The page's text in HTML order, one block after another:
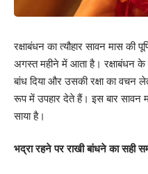
रक्षाबंधन का त्यौहार सावन मास की
अगस्त महीने में आता है। रक्षाबंधन के
बांध दिया और उसकी रक्षा का वचन
रूप में उपहार देते हैं। इस बार सावन
साया है।
भद्रा रहने पर राखी बांधने का सही